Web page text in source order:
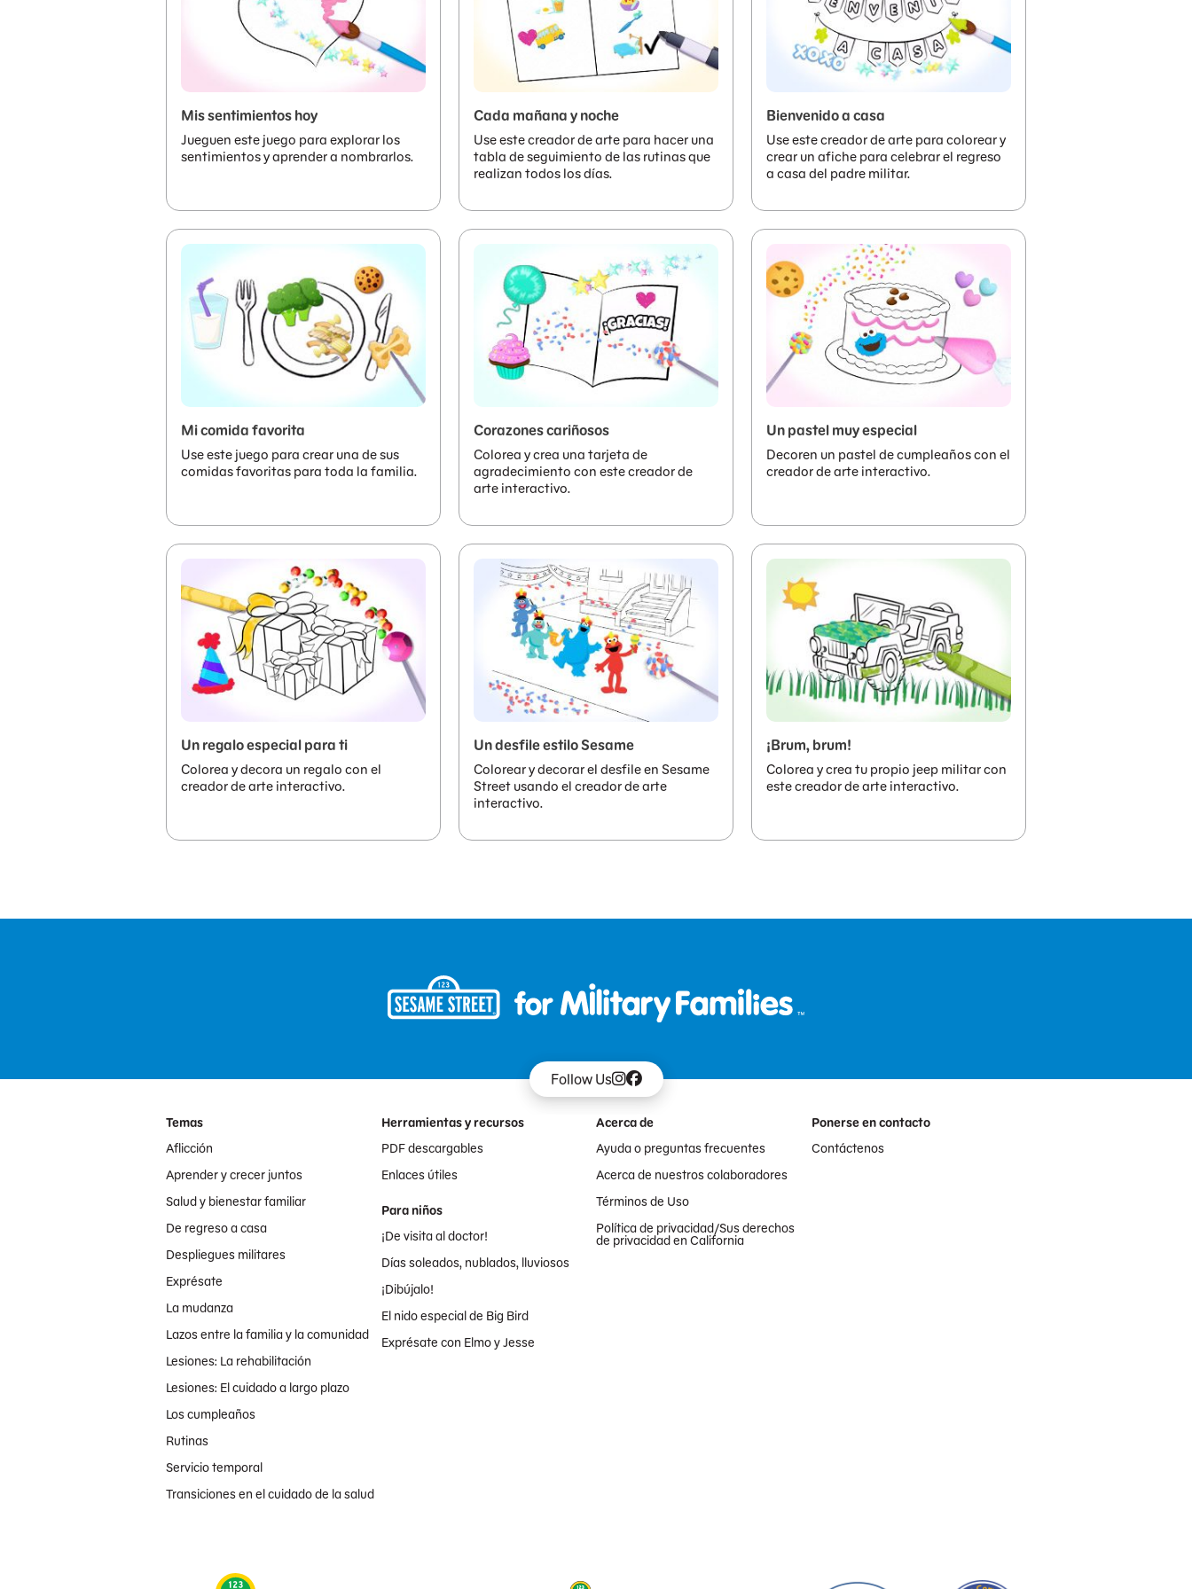
Mis sentimientos hoy
Jueguen este juego para explorar los
sentimientos y aprender a nombrarlos.
Cada mañana y noche
Use este creador de arte para hacer una
tabla de seguimiento de las rutinas que
realizan todos los días.
Bienvenido a casa
Use este creador de arte para colorear y
crear un afiche para celebrar el regreso
a casa del padre militar.
Mi comida favorita
Use este juego para crear una de sus
comidas favoritas para toda la familia.
Corazones cariñosos
Colorea y crea una tarjeta de
agradecimiento con este creador de
arte interactivo.
Un pastel muy especial
Decoren un pastel de cumpleaños con el
creador de arte interactivo.
Un regalo especial para ti
Colorea y decora un regalo con el
creador de arte interactivo.
Un desfile estilo Sesame
Colorear y decorar el desfile en Sesame
Street usando el creador de arte
interactivo.
¡Brum, brum!
Colorea y crea tu propio jeep militar con
este creador de arte interactivo.
Follow Us
Footer Menu
Temas
Aflicción
Aprender y crecer juntos
Salud y bienestar familiar
De regreso a casa
Despliegues militares
Exprésate
La mudanza
Lazos entre la familia y la comunidad
Lesiones: La rehabilitación
Lesiones: El cuidado a largo plazo
Los cumpleaños
Rutinas
Servicio temporal
Transiciones en el cuidado de la salud
Herramientas y recursos
PDF descargables
Enlaces útiles
Para niños
¡De visita al doctor!
Días soleados, nublados, lluviosos
¡Dibújalo!
El nido especial de Big Bird
Exprésate con Elmo y Jesse
Acerca de
Ayuda o preguntas frecuentes
Acerca de nuestros colaboradores
Términos de Uso
Política de privacidad/Sus derechos
de privacidad en California
Ponerse en contacto
Contáctenos
Provisto como